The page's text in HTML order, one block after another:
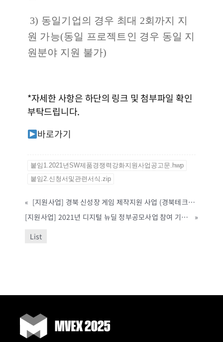
3) 동일기업의 경우 최대 2회까지 지
원 가능(동일 프로젝트인 경우 동일 지
원분야 지원 불가)
*자세한 사항은 하단의 링크 및 첨부파일 확인
부탁드립니다.
바로가기
붙임1.2021년SW제품경쟁력강화지원사업공고문.hwp
붙임2.신청서및관련서식.zip
«
[지원사업] 경북 신성장 게임 제작지원 사업 (경북테크노파크, ~4/7까지)
[지원사업] 2021년 디지털 뉴딜 정부공모사업 참여 기업지원 시행 공고 (인천테크노파크, ~9/30까지)
»
List